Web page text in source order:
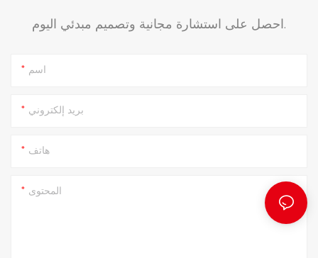
احصل على استشارة مجانية وتصميم مبدئي اليوم.
اسم
بريد إلكتروني
هاتف
المحتوى